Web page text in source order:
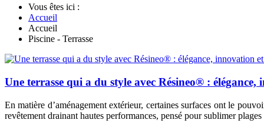
Vous êtes ici :
Accueil
Accueil
Piscine - Terrasse
Une terrasse qui a du style avec Résineo® :
En matière d’aménagement extérieur, certaines surfaces ont le
revêtement drainant hautes performances, pensé pour sublimer